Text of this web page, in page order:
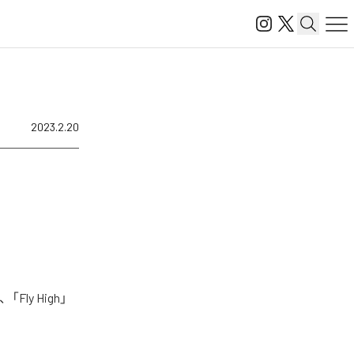
2023.2.20
Fly High」